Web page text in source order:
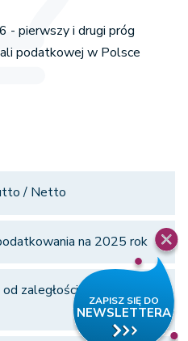
- pierwszy i drugi próg
podatkowej w Polsce
/ Netto
na 2025 rok
zaległości